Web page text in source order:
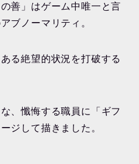
善」はゲーム中唯一と言
ブノーマリティ。
る絶望的状況を打破する
、懺悔する職員に「ギフ
ジして描きました。